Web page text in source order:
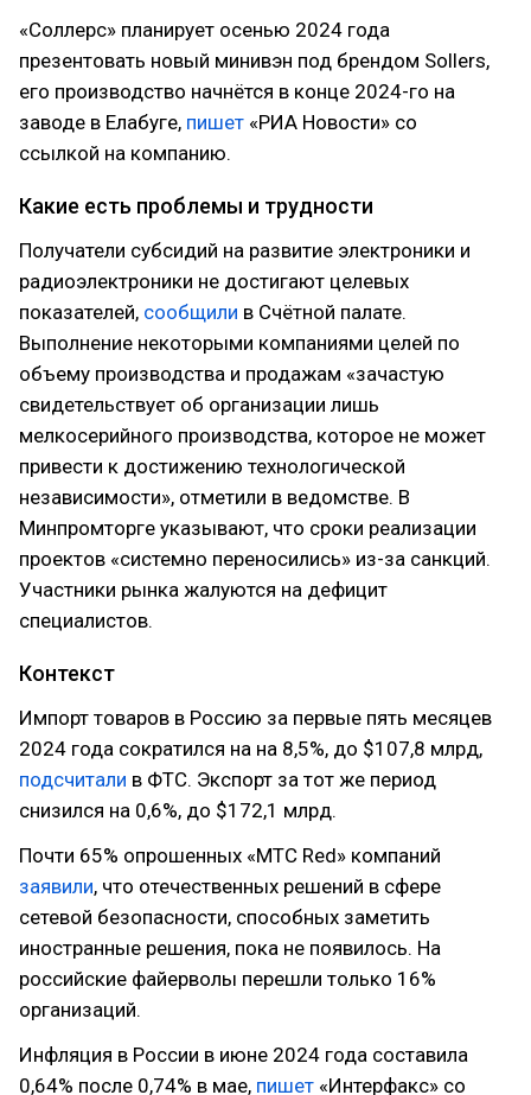
«Соллерс» планирует осенью 2024 года
презентовать новый минивэн под брендом Sollers,
его производство начнётся в конце 2024-го на
заводе в Елабуге, пишет «РИА Новости» со
ссылкой на компанию.
Какие есть проблемы и трудности
Получатели субсидий на развитие электроники и
радиоэлектроники не достигают целевых
показателей, сообщили в Счётной палате.
Выполнение некоторыми компаниями целей по
объему производства и продажам «зачастую
свидетельствует об организации лишь
мелкосерийного производства, которое не может
привести к достижению технологической
независимости», отметили в ведомстве. В
Минпромторге указывают, что сроки реализации
проектов «системно переносились» из-за санкций.
Участники рынка жалуются на дефицит
специалистов.
Контекст
Импорт товаров в Россию за первые пять месяцев
2024 года сократился на на 8,5%, до $107,8 млрд,
подсчитали в ФТС. Экспорт за тот же период
снизился на 0,6%, до $172,1 млрд.
Почти 65% опрошенных «МТС Red» компаний
заявили, что отечественных решений в сфере
сетевой безопасности, способных заметить
иностранные решения, пока не появилось. На
российские файерволы перешли только 16%
организаций.
Инфляция в России в июне 2024 года составила
0,64% после 0,74% в мае, пишет «Интерфакс» со